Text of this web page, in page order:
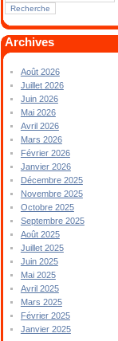
Archives
Août 2026
Juillet 2026
Juin 2026
Mai 2026
Avril 2026
Mars 2026
Février 2026
Janvier 2026
Décembre 2025
Novembre 2025
Octobre 2025
Septembre 2025
Août 2025
Juillet 2025
Juin 2025
Mai 2025
Avril 2025
Mars 2025
Février 2025
Janvier 2025